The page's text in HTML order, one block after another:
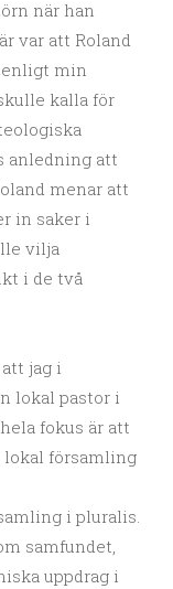
när han
var att Roland
min
kalla för
anledning att
menar att
in saker i
vilja
i de två
jag i
lokal pastor i
fokus är att
församling
i pluralis.
samfundet,
uppdrag i